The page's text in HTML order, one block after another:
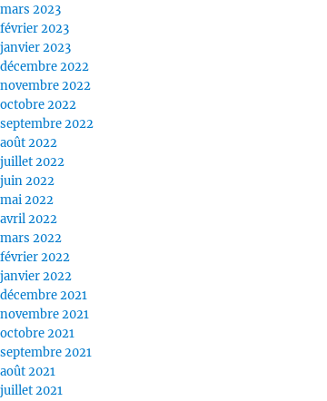
mars 2023
février 2023
janvier 2023
décembre 2022
novembre 2022
octobre 2022
septembre 2022
août 2022
juillet 2022
juin 2022
mai 2022
avril 2022
mars 2022
février 2022
janvier 2022
décembre 2021
novembre 2021
octobre 2021
septembre 2021
août 2021
juillet 2021